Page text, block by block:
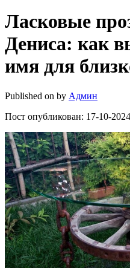
Ласковые
Дениса: как
имя для
Published on by Админ
Пост опубликован: 17-10-2024